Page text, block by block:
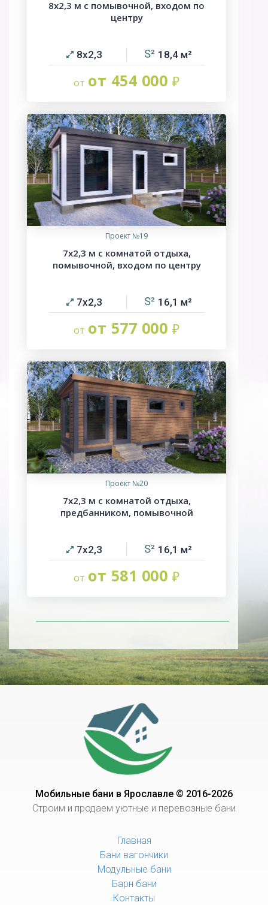
8х2,3 м с помывочной, входом по
центру
8х2,3 18,4
от 454 000
Проект №19
7х2,3 м с комнатой отдыха,
помывочной, входом по центру
7х2,3 16,1
от 577 000
Проект №20
7х2,3 м с комнатой отдыха,
предбанником, помывочной
7х2,3 16,1
от 581 000
Мобильные бани в Ярославле © 2016-2026
Строим и продаем уютные и перевозные бани
Главная
Бани вагончики
Модульные бани
Барн бани
Контакты